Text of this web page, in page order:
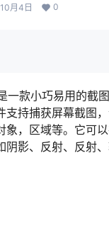
月4日 0
一款小巧易用的截图
支持捕获屏幕截图
象，区域等。它可
阴影、反射、反射